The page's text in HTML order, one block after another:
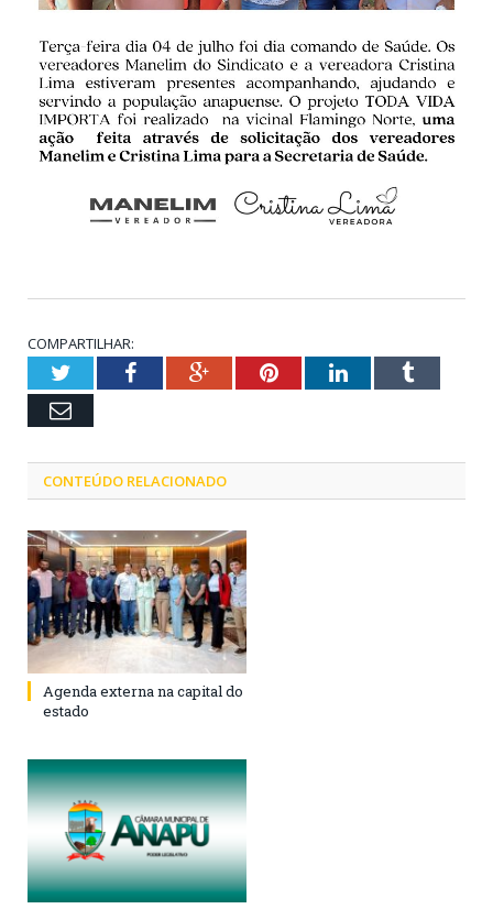
COMPARTILHAR:
TwitterFacebookGoogle+PinterestLinkedInTumblr
Email
CONTEÚDO RELACIONADO
Agenda externa na capital do
estado